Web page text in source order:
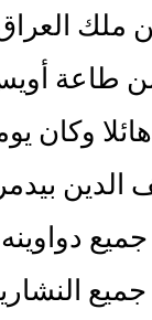
ملك
طاعة
وكان
جميع